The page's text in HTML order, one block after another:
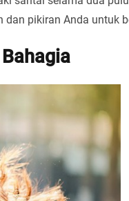
pikiran Anda untuk